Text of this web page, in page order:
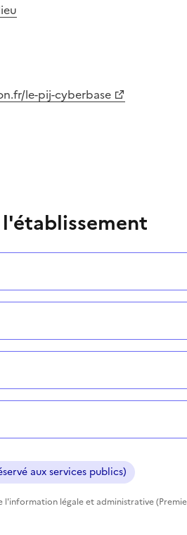
le-pij-cyberbase
aux services publics)
légale et administrative